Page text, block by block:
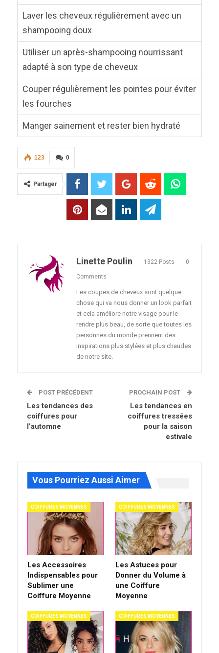
Laver les cheveux régulièrement avec un
shampooing doux
Utiliser un après-shampooing nourrissant
adapté à son type de cheveux
Couper régulièrement les pointes pour éviter
les fourches
Manger sainement et rester bien hydraté
0
123
Partager
Linette Poulin 1322 Posts 0
Comments
Les coupes de cheveux sont quelque
chose qui va nous donner un look parfait
et cela améliore notre visage pour le
rendre plus beau, de sorte que toutes les
personnes du monde prennent des
inspirations plus stylées et plus chaudes
de notre site.
POST PRÉCÉDENT
Les tendances des
coiffures pour
l’automne
PROCHAIN POST
Les tendances en
coiffures tressées
pour la saison
estivale
Vous Pourriez Aussi Aimer
COIFFURES MOYENNES
Les Accessoires
Indispensables pour
Sublimer une
Coiffure Moyenne
COIFFURES MOYENNES
Les Astuces pour
Donner du Volume à
une Coiffure
Moyenne
COIFFURES MOYENNES COIFFURES MOYENNES